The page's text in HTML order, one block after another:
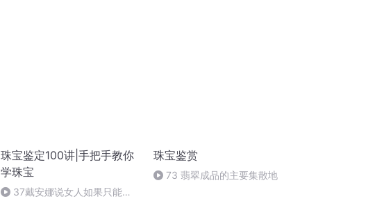
珠宝鉴定100讲|手把手教你
学珠宝
37戴安娜说女人如果只能拥
珠宝鉴赏
73 翡翠成品的主要集散地